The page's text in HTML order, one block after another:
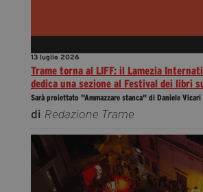
13 luglio 2026
Trame torna al LIFF: il Lamezia
dedica una sezione al Festival dei libri
Sarà proiettato "Ammazzare stanca" di Daniele Vicari
di Redazione Trame